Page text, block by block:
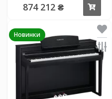
874 212 ₴
Новинки